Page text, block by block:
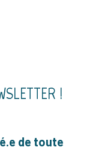
!
de toute